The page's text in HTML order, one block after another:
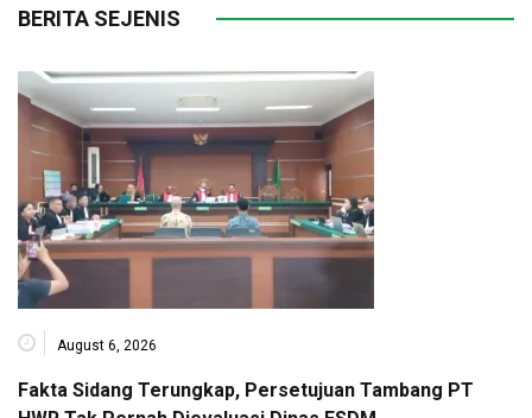
BERITA SEJENIS
August 6, 2026
Fakta Sidang Terungkap, Persetujuan Tambang PT